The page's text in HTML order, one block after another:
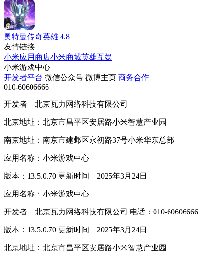
奥特曼传奇英雄 4.8
友情链接
小米应用商店小米商城英雄互娱
小米游戏中心
开发者平台 微信公众号 微博主页 商务合作
010-60606666
开发者：北京瓦力网络科技有限公司
北京地址：北京市昌平区安居路小米智慧产业园
南京地址：南京市建邺区永初路37号小米华东总部
应用名称：小米游戏中心
版本：13.5.0.70 更新时间：2025年3月24日
应用名称：小米游戏中心
开发者：北京瓦力网络科技有限公司 电话：010-60606666
版本：13.5.0.70 更新时间：2025年3月24日
北京地址：北京市昌平区安居路小米智慧产业园